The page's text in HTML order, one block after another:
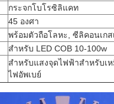
กระจกโบโรซิลิแคท
45 องศา
พร้อมตัวถือโลหะ, ซีลิคอนเกส
สําหรับ LED COB 10-100w
สําหรับแสงจุดไฟฟ้าสําหรับเห
ไฟอัพเบย์